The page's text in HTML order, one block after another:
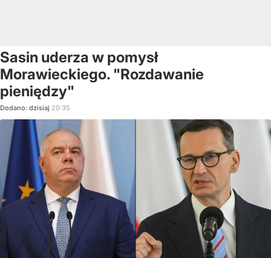
Sasin uderza w pomysł
Morawieckiego. "Rozdawanie
pieniędzy"
Dodano: dzisiaj 20:35